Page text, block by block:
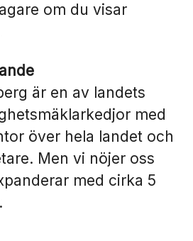
om du visar
är en av landets
med
över hela landet och
Men vi nöjer oss
med cirka 5